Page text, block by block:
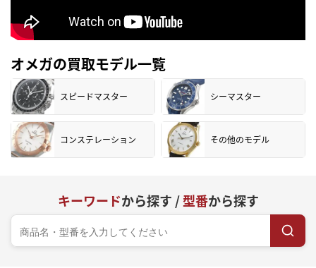
オメガの買取モデル一覧
スピードマスター シーマスター
コンステレーション その他のモデル
キーワードから探す /型番から探す